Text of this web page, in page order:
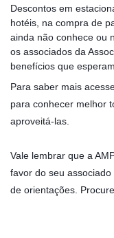
Descontos em
hotéis, na compra de
ainda não conhece ou
os associados da
benefícios que
Para saber mais
para conhecer melhor
aproveitá-las.
Vale lembrar que a
favor do seu
de orientações.